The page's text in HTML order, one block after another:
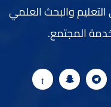
التعليم والبحث العلمي
المجتمع.